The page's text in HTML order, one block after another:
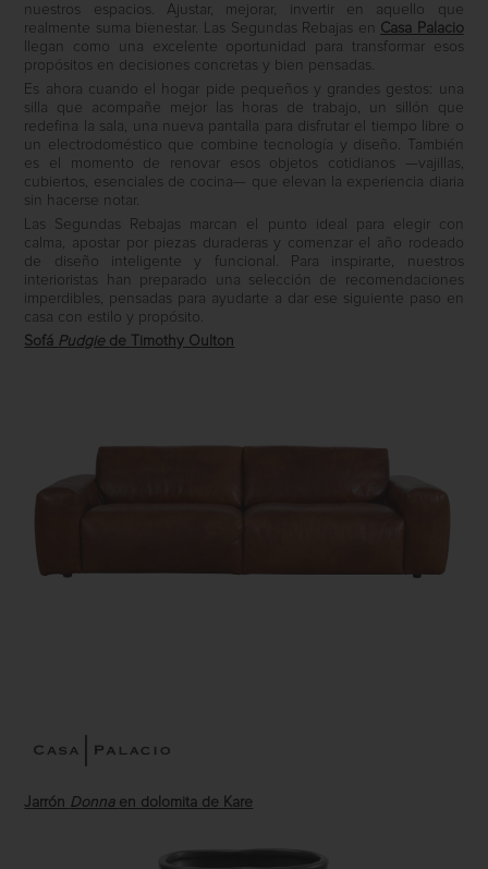
nuestros espacios. Ajustar, mejorar, invertir en aquello que
realmente suma bienestar. Las Segundas Rebajas en Casa Palacio
llegan como una excelente oportunidad para transformar esos
propósitos en decisiones concretas y bien pensadas.
Es ahora cuando el hogar pide pequeños y grandes gestos: una
silla que acompañe mejor las horas de trabajo, un sillón que
redefina la sala, una nueva pantalla para disfrutar el tiempo libre o
un electrodoméstico que combine tecnología y diseño. También
es el momento de renovar esos objetos cotidianos —vajillas,
cubiertos, esenciales de cocina— que elevan la experiencia diaria
sin hacerse notar.
Las Segundas Rebajas marcan el punto ideal para elegir con
calma, apostar por piezas duraderas y comenzar el año rodeado
de diseño inteligente y funcional. Para inspirarte, nuestros
interioristas han preparado una selección de recomendaciones
imperdibles, pensadas para ayudarte a dar ese siguiente paso en
casa con estilo y propósito.
Sofá Pudgie de Timothy Oulton
Jarrón Donna en dolomita de Kare